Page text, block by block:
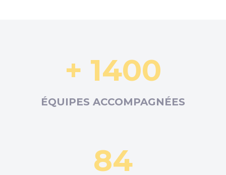
+ 1400
ÉQUIPES ACCOMPAGNÉES
84